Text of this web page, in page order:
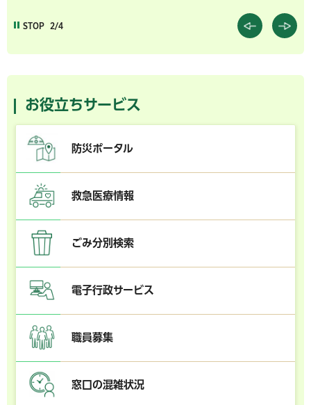
STOP 3/4
お役立ちサービス
防災ポータル
救急医療情報
ごみ分別検索
電子行政サービス
職員募集
窓口の混雑状況